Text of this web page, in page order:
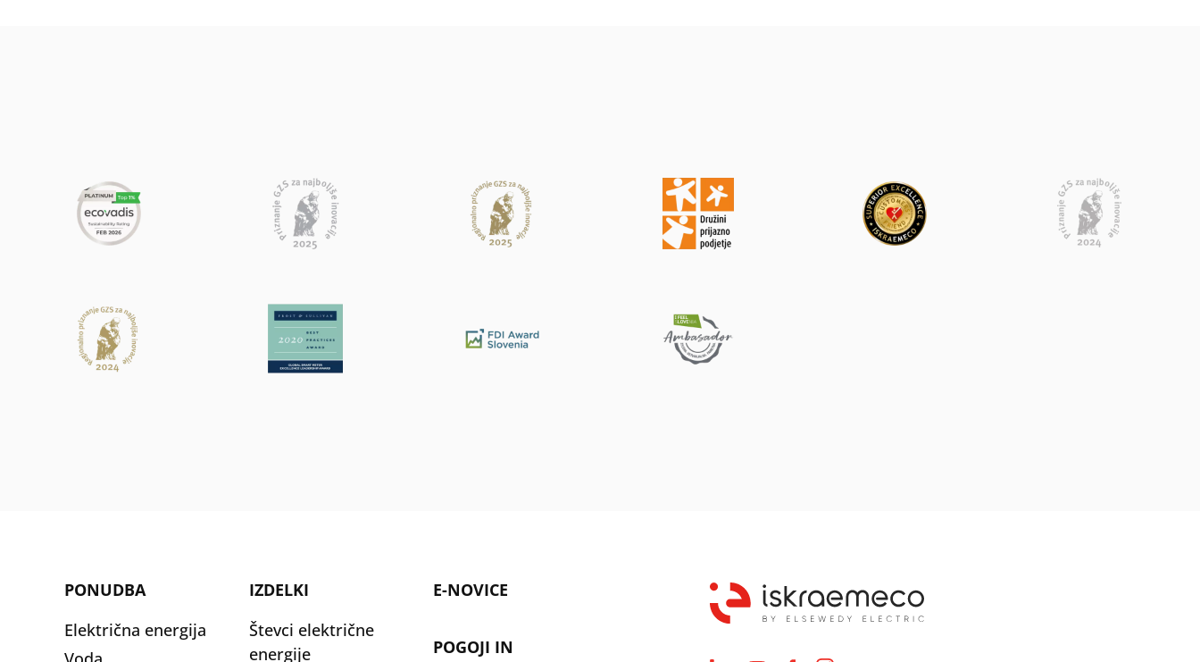
PONUDBA
Električna energija
IZDELKI
Števci električne
energije
E-NOVICE
POGOJI IN